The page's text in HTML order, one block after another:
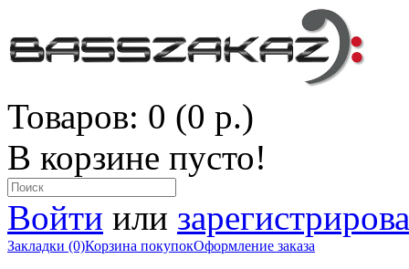
Товаров: 0 (0 р.)
В корзине пусто!
Войти или
Закладки (0)Корзина покупокОформление заказа